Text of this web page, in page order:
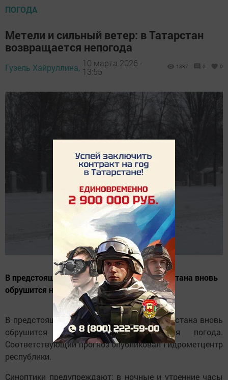
ПОГОДА
Метели и сильный ветер: в Татарстан
возвращается непогода
Гузель Хайруллина, 10 марта 2026 -
13:55
1837 0 0
В предстоящие сутки на территорию Татарстана вновь
обрушится неустойчивая и влажная погода
В предстоящие сутки на территорию Татарстана вновь
обрушится неустойчивая и влажная погода.
Соответствующий прогноз опубликовал Гидрометцентр
республики.
Синоптики предупреждают: в ночные и утренние часы